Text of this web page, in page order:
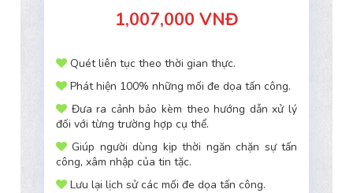
1,007,000 VNĐ
Quét liên tục theo thời gian thực.
Phát hiện 100% những mối đe dọa tấn công.
Đưa ra cảnh bảo kèm theo hướng dẫn xử lý
đối với từng trường hợp cụ thể.
Giúp người dùng kịp thời ngăn chặn sự tấn
công, xâm nhập của tin tặc.
Lưu lại lịch sử các mối đe dọa tấn công.